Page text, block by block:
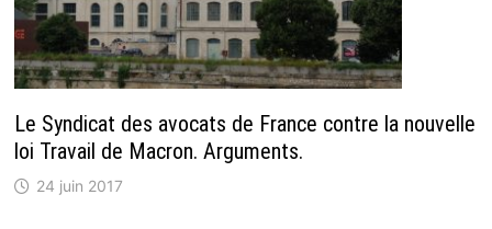
Le Syndicat des avocats de France contre la nouvelle
loi Travail de Macron. Arguments.
24 juin 2017